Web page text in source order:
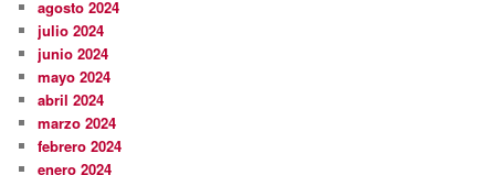
agosto 2024
julio 2024
junio 2024
mayo 2024
abril 2024
marzo 2024
febrero 2024
enero 2024